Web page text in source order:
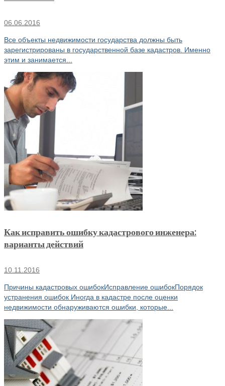
06.06.2016
Все объекты недвижимости государства должны быть
зарегистрированы в государственной базе кадастров. Именно
этим и занимается...
Как исправить ошибку кадастрового инженера:
варианты действий
10.11.2016
Причины кадастровых ошибокИсправление ошибокПорядок
устранения ошибок Иногда в кадастре после оценки
недвижимости обнаруживаются ошибки, которые...